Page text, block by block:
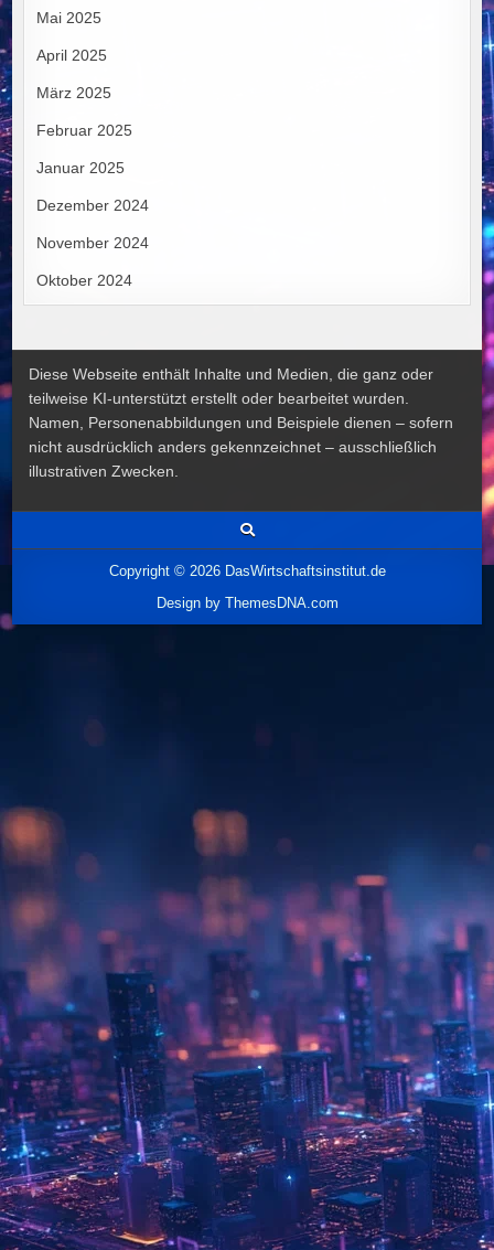
Mai 2025
April 2025
März 2025
Februar 2025
Januar 2025
Dezember 2024
November 2024
Oktober 2024
Diese Webseite enthält Inhalte und Medien, die ganz oder
teilweise KI-unterstützt erstellt oder bearbeitet wurden.
Namen, Personenabbildungen und Beispiele dienen – sofern
nicht ausdrücklich anders gekennzeichnet – ausschließlich
illustrativen Zwecken.
Copyright © 2026 DasWirtschaftsinstitut.de
Design by ThemesDNA.com